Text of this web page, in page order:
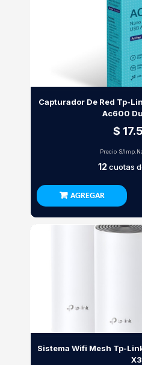
Capturador De Red Tp-
Ac600
$
Precio S/
12cuotas
AGREGAR
Sistema Wifi Mesh Tp-